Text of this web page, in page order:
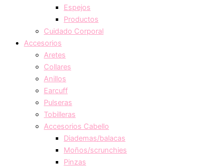
Espejos
Productos
Cuidado Corporal
Accesorios
Aretes
Collares
Anillos
Earcuff
Pulseras
Tobilleras
Accesorios Cabello
Diademas/balacas
Moños/scrunchies
Pinzas